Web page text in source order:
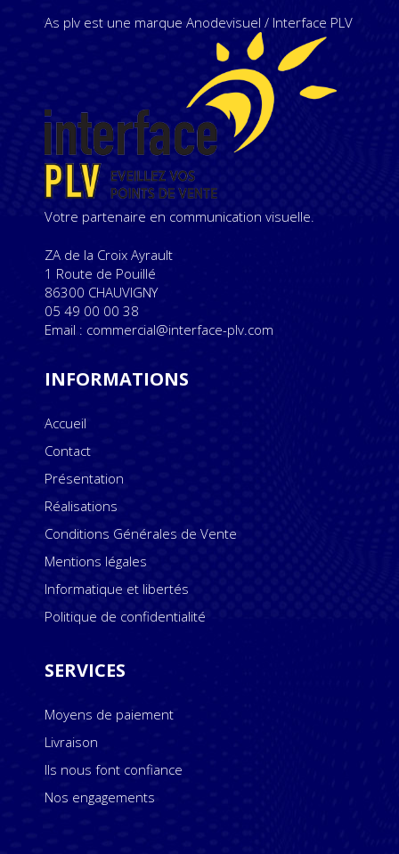
As plv est une marque Anodevisuel / Interface PLV
Votre partenaire en communication visuelle.
ZA de la Croix Ayrault
1 Route de Pouillé
86300 CHAUVIGNY
05 49 00 00 38
Email : commercial@interface-plv.com
INFORMATIONS
Accueil
Contact
Présentation
Réalisations
Conditions Générales de Vente
Mentions légales
Informatique et libertés
Politique de confidentialité
SERVICES
Moyens de paiement
Livraison
Ils nous font confiance
Nos engagements